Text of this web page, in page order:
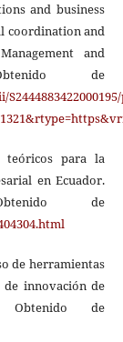
and business
coordination and
and
de
teóricos para la
en Ecuador.
de
de herramientas
innovación de
Obtenido de